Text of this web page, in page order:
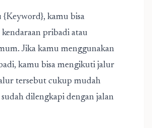
kamu bisa
pribadi atau
Jika kamu menggunakan
kamu bisa mengikuti jalur
tersebut cukup mudah
dilengkapi dengan jalan